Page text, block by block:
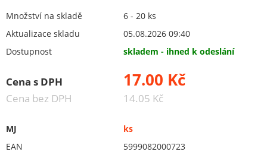
stupňovité
oboustranné vrtáky
vrtání do dřeva
vrtání do skla a keramiky
Množství na skladě
6 - 20 ks
Aktualizace skladu
05.08.2026 09:40
Dostupnost
skladem - ihned k odeslání
Cena s DPH 17.00 Kč
Cena bez DPH 14.05 Kč
MJ
ks
EAN
5999082000723